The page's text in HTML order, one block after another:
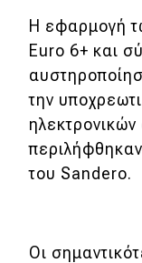
Η εφαρμογή
Euro 6+ και
την
του Sandero.
Οι